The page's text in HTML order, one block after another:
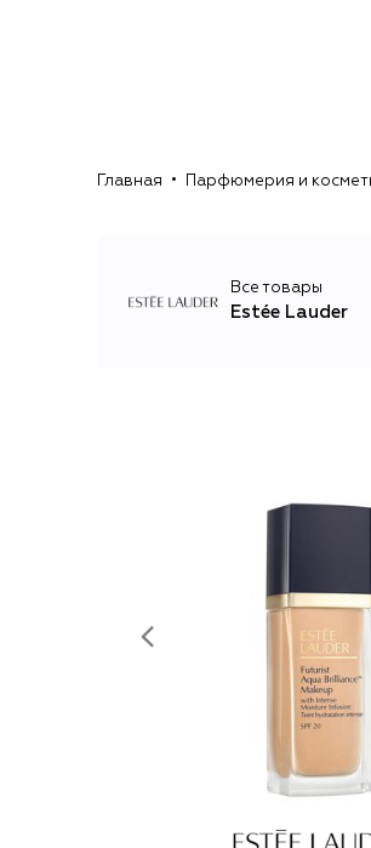
Главная Парфюмерия и
Все товары
Estée Lauder